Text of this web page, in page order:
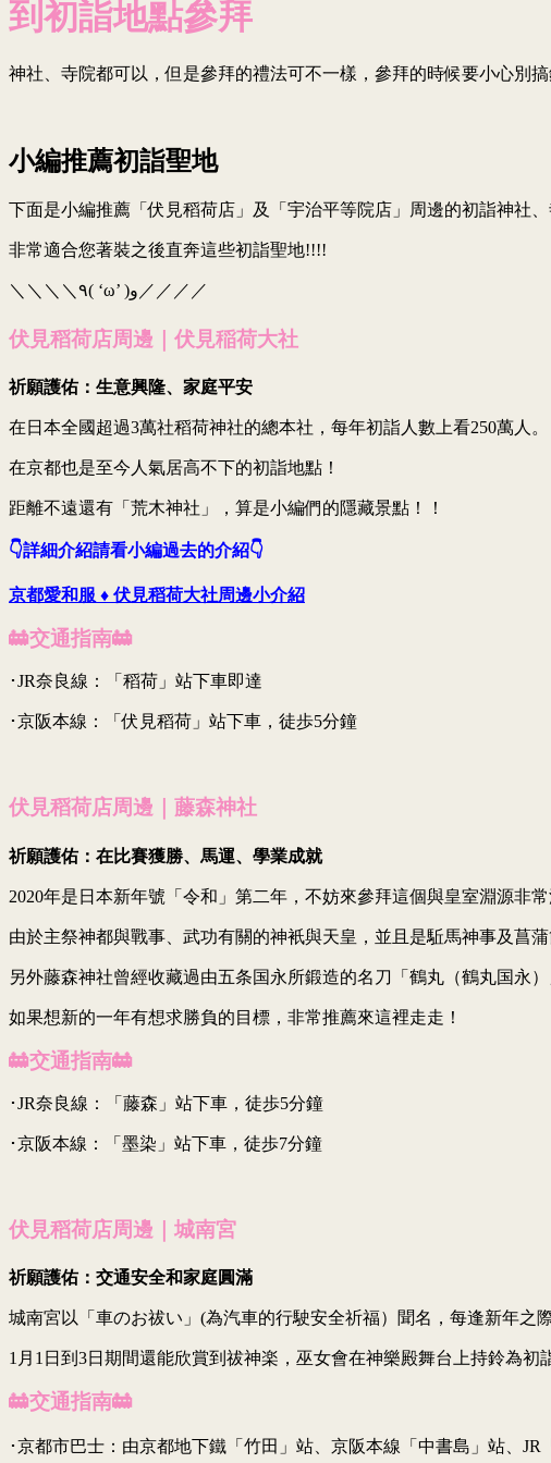
到初詣地點參拜
神社、寺院都可以，但是參拜的禮法可不一樣，參拜的時候要小心別搞
小編推薦初詣聖地
下面是小編推薦「伏見稻荷店」及「宇治平等院店」周邊的初詣神社、
非常適合您著裝之後直奔這些初詣聖地!!!!
＼＼＼＼٩( ‘ω’ )و／／／／
伏見稻荷店周邊｜ 伏見稲荷大社
祈願護佑：生意興隆、家庭平安
在日本全國超過3萬社稻荷神社的總本社，每年初詣人數上看250萬人。
在京都也是至今人氣居高不下的初詣地點！
距離不遠還有「荒木神社」，算是小編們的隱藏景點！！
👇詳細介紹請看小編過去的介紹👇
京都愛和服 ♦ 伏見稻荷大社周邊小介紹
🚋交通指南🚋
･JR奈良線：「稻荷」站下車即達
･京阪本線：「伏見稻荷」站下車，徒歩5分鐘
伏見稻荷店周邊｜ 藤森神社
祈願護佑：在比賽獲勝、馬運、學業成就
2020年是日本新年號「令和」第二年，不妨來參拜這個與皇室淵源非常
由於主祭神都與戰事、武功有關的神衹與天皇，並且是駈馬神事及菖
另外藤森神社曾經收藏過由五条国永所鍛造的名刀「鶴丸（鶴丸国永
如果想新的一年有想求勝負的目標，非常推薦來這裡走走！
🚋交通指南🚋
･JR奈良線：「藤森」站下車，徒歩5分鐘
･京阪本線：「墨染」站下車，徒歩7分鐘
伏見稻荷店周邊｜ 城南宮
祈願護佑：交通安全和家庭圓滿
城南宮以「車のお祓い」(為汽車的行駛安全祈福）聞名，每逢新年之
1月1日到3日期間還能欣賞到祓神楽，巫女會在神樂殿舞台上持鈴為初
🚋交通指南🚋
･京都市巴士：由京都地下鐵「竹田」站、京阪本線「中書島」站、